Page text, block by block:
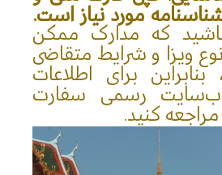
مورد نیاز است.
که مدارک ممکن
ویزا و شرایط متقاضی
برای اطلاعات
رسمی سفارت
مراجعه کنید.